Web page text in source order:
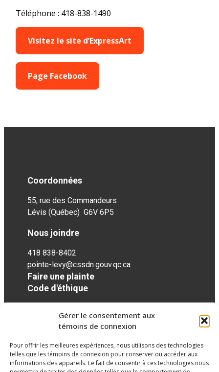
Gérer le consentement aux
témoins de connexion
Pour offrir les meilleures expériences, nous utilisons des technologies
telles que les témoins de connexion pour conserver ou accéder aux
informations des appareils. Le fait de consentir à ces technologies nous
Téléphone : 418-838-1490
Visitez le site d’ExpressArt
Page Facebook
Coordonnées
55, rue des Commandeurs
Lévis (Québec) G6V 6P5
Nous joindre
418 838-8402
pointe-levy@cssdn.gouv.qc.ca
Faire une plainte
Code d'éthique
Réseaux sociaux
facebook
twittergoogleplusgoogleplusgoogleplus